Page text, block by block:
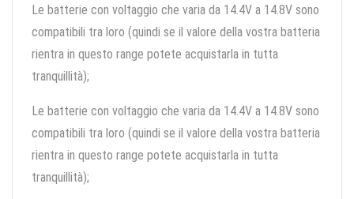
Le batterie con voltaggio che varia da 14.4V a 14.8V sono
compatibili tra loro (quindi se il valore della vostra batteria
rientra in questo range potete acquistarla in tutta
tranquillità);
Le batterie con voltaggio che varia da 14.4V a 14.8V sono
compatibili tra loro (quindi se il valore della vostra batteria
rientra in questo range potete acquistarla in tutta
tranquillità);